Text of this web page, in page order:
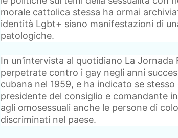
morale cattolica stessa ha ormai
identità Lgbt+ siano manifestazioni di
patologiche.
In un’intervista al quotidiano La
perpetrate contro i gay negli anni
cubana nel 1959, e ha indicato se
presidente del consiglio e comandante
agli omosessuali anche le persone di
discriminati nel paese.